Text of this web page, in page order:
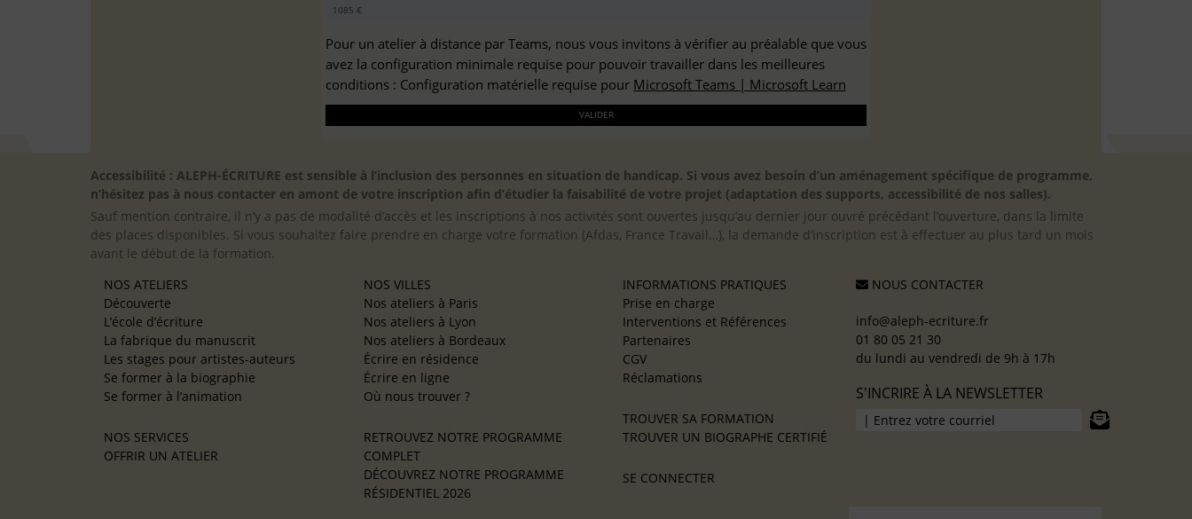
Pour un atelier à distance par Teams, nous vous invitons à vérifier au préalable que vous
avez la configuration minimale requise pour pouvoir travailler dans les meilleures
conditions : Configuration matérielle requise pour Microsoft Teams | Microsoft Learn
Accessibilité : ALEPH-ÉCRITURE est sensible à l’inclusion des personnes en situation de handicap. Si vous avez besoin d’un aménagement spécifique de programme,
n’hésitez pas à nous contacter en amont de votre inscription afin d’étudier la faisabilité de votre projet (adaptation des supports, accessibilité de nos salles).
Sauf mention contraire, il n’y a pas de modalité d’accès et les inscriptions à nos activités sont ouvertes jusqu’au dernier jour ouvré précédant l’ouverture, dans la limite
des places disponibles. Si vous souhaitez faire prendre en charge votre formation (Afdas, France Travail…), la demande d’inscription est à effectuer au plus tard un mois
avant le début de la formation.
NOS ATELIERS
Découverte
L’école d’écriture
La fabrique du manuscrit
Les stages pour artistes-auteurs
Se former à la biographie
Se former à l’animation
NOS SERVICES
OFFRIR UN ATELIER
NOS VILLES
Nos ateliers à Paris
Nos ateliers à Lyon
Nos ateliers à Bordeaux
Écrire en résidence
Écrire en ligne
Où nous trouver ?
RETROUVEZ NOTRE PROGRAMME
COMPLET
DÉCOUVREZ NOTRE PROGRAMME
RÉSIDENTIEL 2026
INFORMATIONS PRATIQUES
Prise en charge
Interventions et Références
Partenaires
CGV
Réclamations
TROUVER SA FORMATION
TROUVER UN BIOGRAPHE CERTIFIÉ
SE CONNECTER
NOUS CONTACTER
info@aleph-ecriture.fr
01 80 05 21 30
du lundi au vendredi de 9h à 17h
S'INCRIRE À LA NEWSLETTER